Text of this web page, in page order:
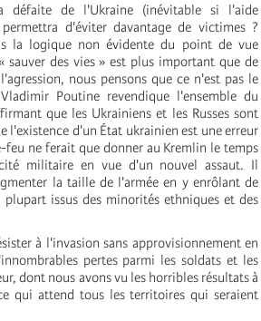
de l'Ukraine (inévitable si l'aide
d'éviter davantage de victimes ?
la logique non évidente du point de vue
sauver des vies » est plus important que de
nous pensons que ce n'est pas le
Poutine revendique l'ensemble du
que les Ukrainiens et les Russes sont
l'existence d'un État ukrainien est une erreur
feu ne ferait que donner au Kremlin le temps
militaire en vue d'un nouvel assaut. Il
la taille de l'armée en y enrôlant de
plupart issus des minorités ethniques et des
à l'invasion sans approvisionnement en
pertes parmi les soldats et les
dont nous avons vu les horribles résultats à
qui attend tous les territoires qui seraient